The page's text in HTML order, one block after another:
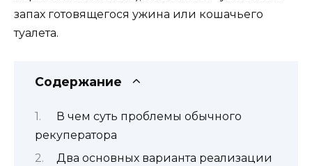
запах готовящегося ужина или кошачьего
туалета.
Содержание
В чем суть проблемы обычного
рекуператора
Два основных варианта реализации